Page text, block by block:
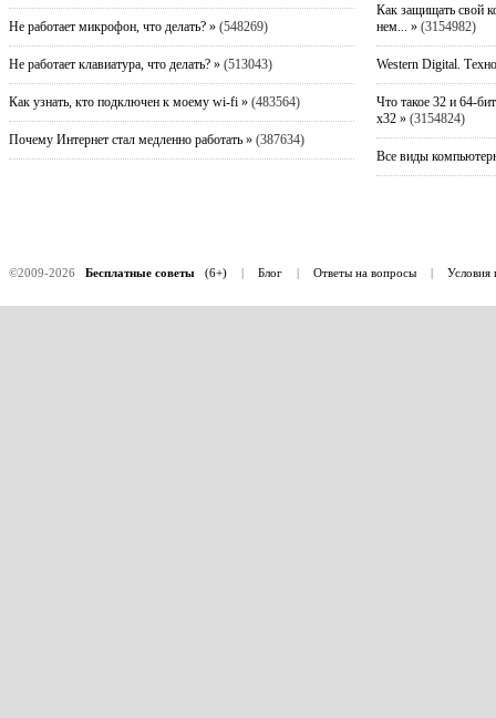
Не работает микрофон, что делать? »(548269)
Не работает клавиатура, что делать? »(513043)
Как узнать, кто подключен к моему wi-fi »(483564)
Почему Интернет стал медленно работать »(387634)
Как защищать свой
нем... »(3154982)
Western Digital.
Что такое 32 и 64-
x32 »(3154824)
Все виды
©2009-2026 Бесплатные советы(6+) | Блог | Ответы на вопросы | Условия